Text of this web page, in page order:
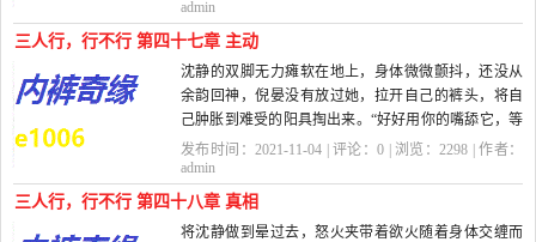
admin
三人行，行不行 第四十七章 主动
沈静的双脚无力瘫软在地上，身体微微颤抖，还没从
余韵回神，倪晏没有放过她，拉开自己的裤头，将自
己肿胀到难受的阳具掏出来。“好好用你的嘴舔它，等
会儿自然就会...
发布时间：2021-11-04 | 评论：0 | 浏览：2298 | 作者：
admin
三人行，行不行 第四十八章 真相
将沈静做到晕过去，怒火夹带着欲火随着身体交缠而